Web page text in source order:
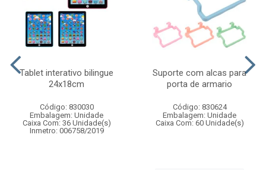
Tablet interativo bilingue
24x18cm
Código: 830030
Embalagem: Unidade
Caixa Com: 36 Unidade(s)
Inmetro: 006758/2019
Suporte com alcas para
porta de armario
Código: 830624
Embalagem: Unidade
Caixa Com: 60 Unidade(s)